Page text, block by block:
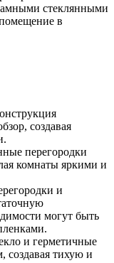
стеклянными
в
создавая
перегородки
комнаты яркими и
и
могут быть
и герметичные
тихую и